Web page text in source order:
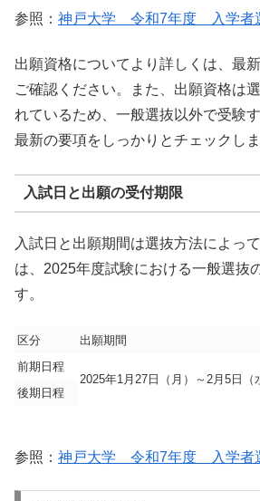
参照： 神戸大学 令和7年度 入学者
出願資格についてより詳しくは、最
ご確認ください。また、出願資格は
れているため、一般選抜以外で受験
最新の要項をしっかりとチェックしま
入試日と出願の受付期限
入試日と出願期間は選抜方法によっ
は、2025年度試験における一般選抜
す。
区分 出願期間
前期日程
2025年1月27日（月）～2月5日（
後期日程
参照： 神戸大学 令和7年度 入学者